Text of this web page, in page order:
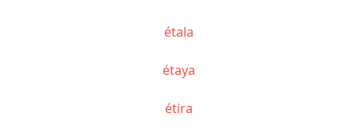
étala
étaya
étira